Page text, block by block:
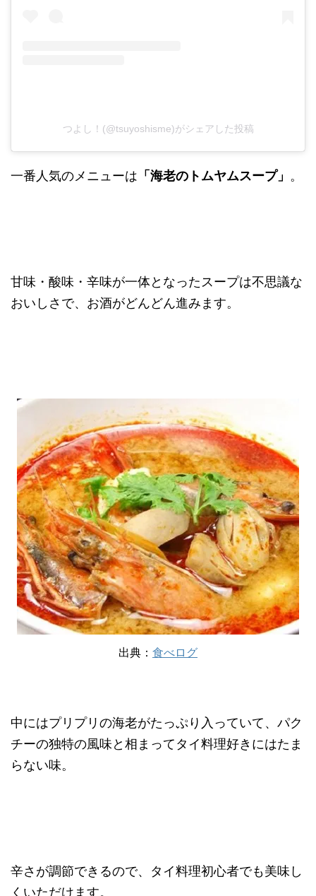
つよし！(@tsuyoshisme)がシェアした投稿
一番人気のメニューは 「海老のトムヤムスープ」 。
甘味・酸味・辛味が一体となったスープは不思議な
おいしさで、お酒がどんどん進みます。
出典： 食べログ
中にはプリプリの海老がたっぷり入っていて、パク
チーの独特の風味と相まってタイ料理好きにはたま
らない味。
辛さが調節できるので、タイ料理初心者でも美味し
くいただけます。